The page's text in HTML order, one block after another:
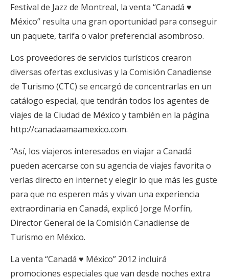
Festival de Jazz de Montreal, la venta “Canadá ♥
México” resulta una gran oportunidad para conseguir
un paquete, tarifa o valor preferencial asombroso.
Los proveedores de servicios turísticos crearon
diversas ofertas exclusivas y la Comisión Canadiense
de Turismo (CTC) se encargó de concentrarlas en un
catálogo especial, que tendrán todos los agentes de
viajes de la Ciudad de México y también en la página
http://canadaamaamexico.com.
“Así, los viajeros interesados en viajar a Canadá
pueden acercarse con su agencia de viajes favorita o
verlas directo en internet y elegir lo que más les guste
para que no esperen más y vivan una experiencia
extraordinaria en Canadá, explicó Jorge Morfín,
Director General de la Comisión Canadiense de
Turismo en México.
La venta “Canadá ♥ México” 2012 incluirá
promociones especiales que van desde noches extra